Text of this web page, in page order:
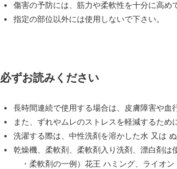
傷害の予防には、筋力や柔軟性を十分に高め
指定の部位以外には使用しないで下さい。
必ずお読みください
長時間連続で使用する場合は、皮膚障害や血
また、ずれやムレのストレスを軽減するため
洗濯する際は、中性洗剤を溶かした水 又は
乾燥機、柔軟剤、柔軟剤入り洗剤、漂白剤は
・柔軟剤の一例）花王 ハミング、ライオ